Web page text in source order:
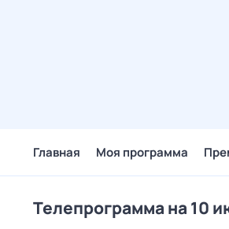
Главная Моя программа
Телепрограмма на 10